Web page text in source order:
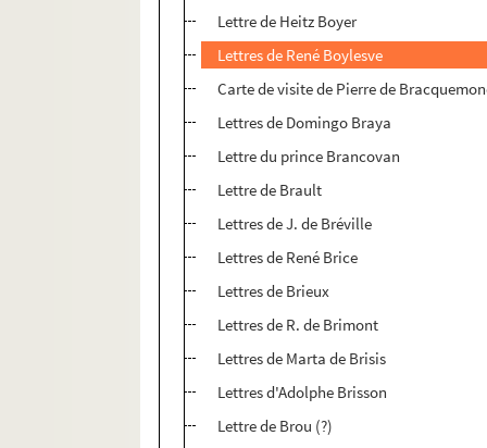
Lettre de Heitz Boyer
Lettres de René Boylesve
Carte de visite de Pierre de
Lettres de Domingo Braya
Lettre du prince Brancovan
Lettre de Brault
Lettres de J. de Bréville
Lettres de René Brice
Lettres de Brieux
Lettres de R. de Brimont
Lettres de Marta de Brisis
Lettres d'Adolphe Brisson
Lettre de Brou (?)